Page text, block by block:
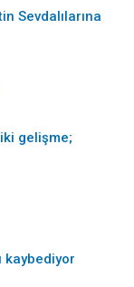
Sevdalılarına
gelişme;
kaybediyor